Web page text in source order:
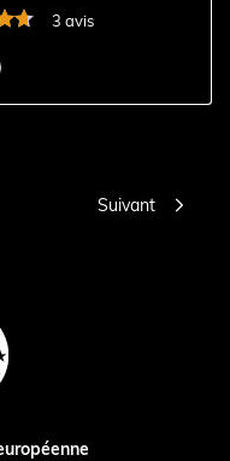
3 avis
Suivant 